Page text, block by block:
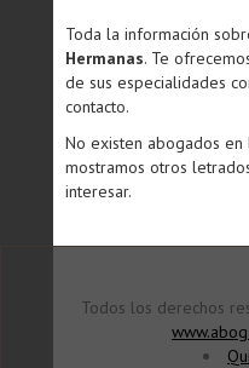
Toda la información
Hermanas. Te
de sus especialidades
contacto.
No existen abogados en
mostramos otros
interesar.
Todos los derechos